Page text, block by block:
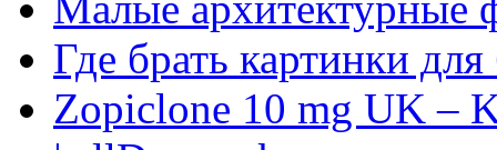
Где брать картинки
Zopiclone 10 mg UK –